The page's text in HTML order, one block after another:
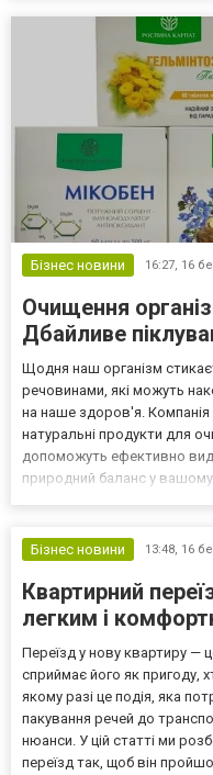
Бізнес новини 16:27, 16
Очищення
Дбайливе
Щодня наш організм
речовинами, які можуть
на наше здоров'я. Компанія
натуральні продукти для
допоможуть ефективно
природний баланс у вашому
Бізнес новини
13:48, 16
Квартирний
легким і
Переїзд у нову квартиру —
сприймає його як пригоду,
якому разі це подія, яка
пакування речей до
нюанси. У цій статті ми
переїзд так, щоб він